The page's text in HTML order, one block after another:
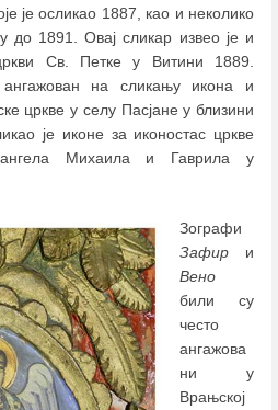
је осликао 1887, као и неколико
до 1891. Овај сликар извео је и
Св. Петке у Витини 1889.
на сликању икона и
цркве у селу Пасјане у близини
је иконе за иконостас цркве
Михаила и Гаврила у
Зографи
Зафир и
Вено
били су
често
ангажова
ни у
Врањској